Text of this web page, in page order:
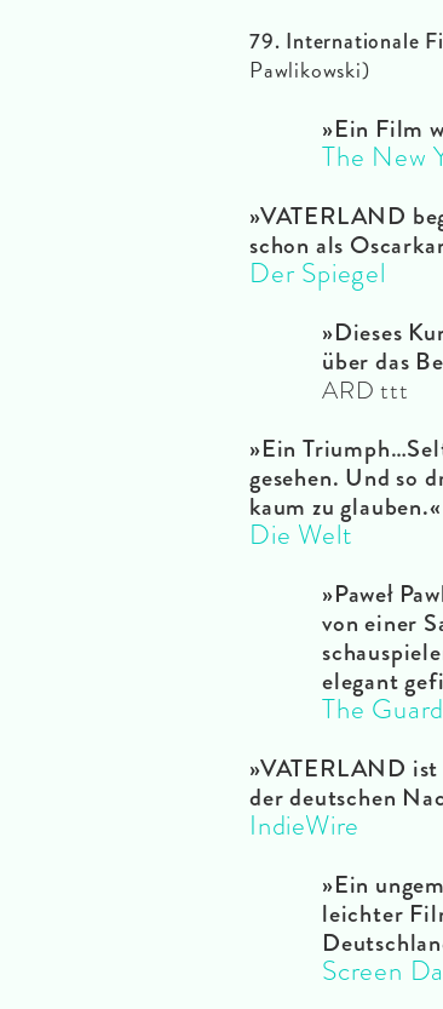
79. Internationale
Pawlikowski)
»Ein Film
The New
»VATERLAND
schon als
Der Spiegel
»Dieses
über das
ARD ttt
»Ein
gesehen. Und so
kaum zu glauben.«
Die Welt
»Paweł
von einer
elegant
The
»VATERLAND ist
der deutschen
IndieWire
»Ein
leichter
Screen